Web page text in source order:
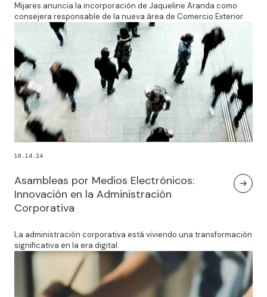
Mijares anuncia la incorporación de Jaqueline Aranda como
consejera responsable de la nueva área de Comercio Exterior.
10.14.24
Asambleas por Medios Electrónicos:
Innovación en la Administración
Corporativa
La administración corporativa está viviendo una transformación
significativa en la era digital.